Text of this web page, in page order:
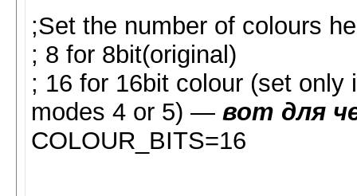
;Set the number of colours
; 8 for 8bit(original)
; 16 for 16bit colour (set
modes 4 or 5) — вот для
COLOUR_BITS=16